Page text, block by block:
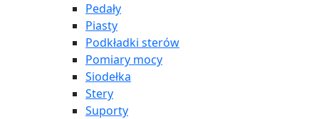
Pedały
Piasty
Podkładki sterów
Pomiary mocy
Siodełka
Stery
Suporty